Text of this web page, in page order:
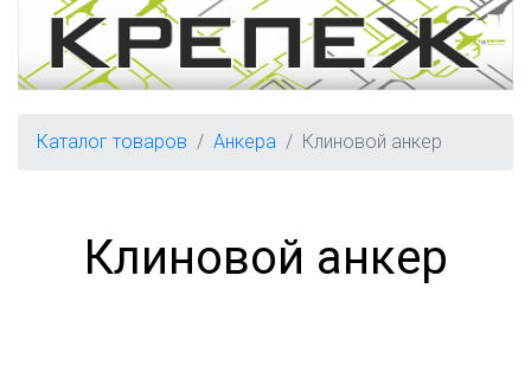
Каталог товаров Анкера Клиновой анкер
Клиновой анкер